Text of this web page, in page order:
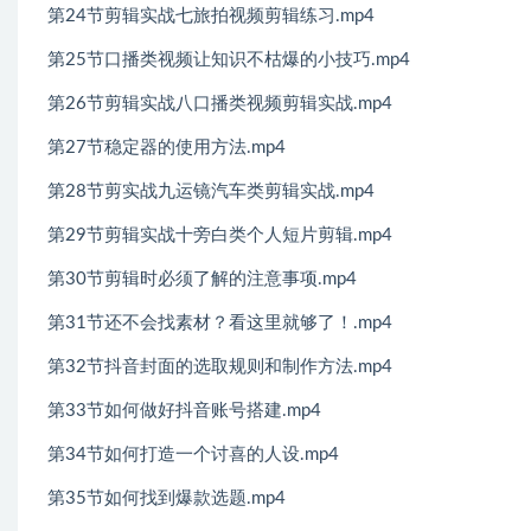
第24节剪辑实战七旅拍视频剪辑练习.mp4
第25节口播类视频让知识不枯爆的小技巧.mp4
第26节剪辑实战八口播类视频剪辑实战.mp4
第27节稳定器的使用方法.mp4
第28节剪实战九运镜汽车类剪辑实战.mp4
第29节剪辑实战十旁白类个人短片剪辑.mp4
第30节剪辑时必须了解的注意事项.mp4
第31节还不会找素材？看这里就够了！.mp4
第32节抖音封面的选取规则和制作方法.mp4
第33节如何做好抖音账号搭建.mp4
第34节如何打造一个讨喜的人设.mp4
第35节如何找到爆款选题.mp4